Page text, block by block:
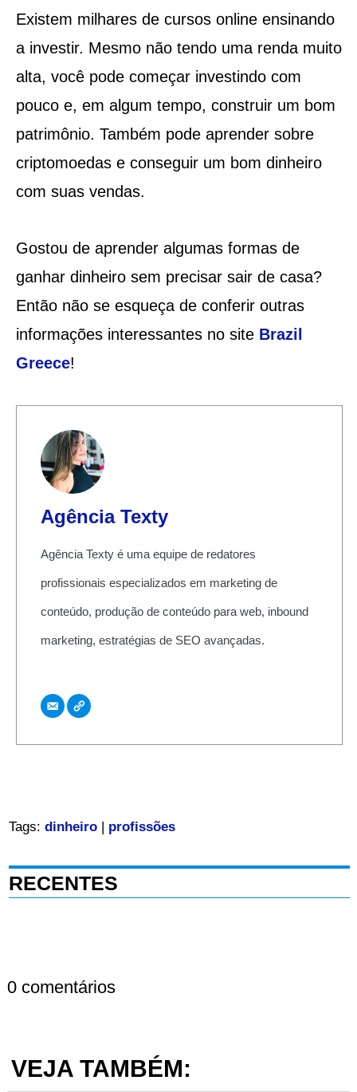
Existem milhares de cursos online ensinando
a investir. Mesmo não tendo uma renda muito
alta, você pode começar investindo com
pouco e, em algum tempo, construir um bom
patrimônio. Também pode aprender sobre
criptomoedas e conseguir um bom dinheiro
com suas vendas.
Gostou de aprender algumas formas de
ganhar dinheiro sem precisar sair de casa?
Então não se esqueça de conferir outras
informações interessantes no site Brazil
Greece!
Agência Texty
Agência Texty é uma equipe de redatores
profissionais especializados em marketing de
conteúdo, produção de conteúdo para web, inbound
marketing, estratégias de SEO avançadas.
Tags: dinheiro| profissões
RECENTES
0 comentários
VEJA TAMBÉM: